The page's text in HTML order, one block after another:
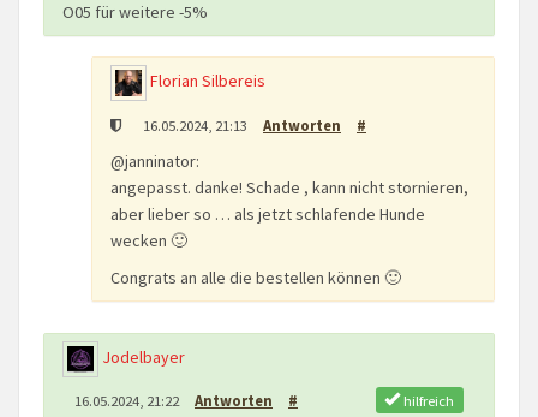
O05 für weitere -5%
Florian Silbereis
16.05.2024, 21:13 Antworten #
@janninator:
angepasst. danke! Schade , kann nicht stornieren,
aber lieber so … als jetzt schlafende Hunde
wecken 🙂
Congrats an alle die bestellen können 🙂
Jodelbayer
16.05.2024, 21:22 Antworten # hilfreich